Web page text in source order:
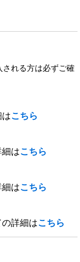
れる方は必ずご確
こちら
はこちら
はこちら
詳細はこちら